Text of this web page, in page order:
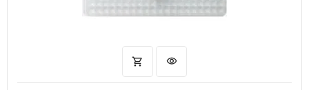
shopping_cart AJOUTER AU PANIER
visibility